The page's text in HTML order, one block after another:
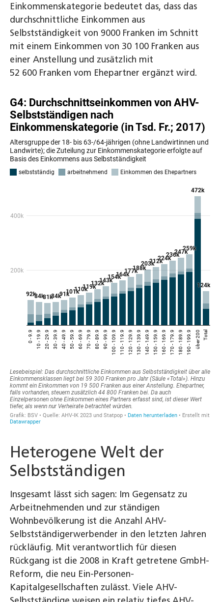
Einkommenskategorie bedeutet das, dass das
durchschnittliche Einkommen aus
Selbstständigkeit von 9000 Franken im Schnitt
mit einem Einkommen von 30 100 Franken aus
einer Anstellung und zusätzlich mit
52 600 Franken vom Ehepartner ergänzt wird.
Heterogene Welt der
Selbstständigen
Insgesamt lässt sich sagen: Im Gegensatz zu
Arbeitnehmenden und zur ständigen
Wohnbevölkerung ist die Anzahl AHV-
Selbstständigerwerbender in den letzten Jahren
rückläufig. Mit verantwortlich für diesen
Rückgang ist die 2008 in Kraft getretene GmbH-
Reform, die neu Ein-Personen-
Kapitalgesellschaften zulässt. Viele AHV-